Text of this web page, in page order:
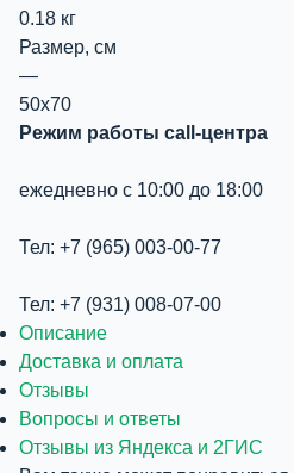
0.18 кг
Размер, см
—
50х70
Режим работы call-центра
ежедневно с 10:00 до 18:00
Тел: +7 (965) 003-00-77
Тел: +7 (931) 008-07-00
Описание
Доставка и оплата
Отзывы
Вопросы и ответы
Отзывы из Яндекса и 2ГИС